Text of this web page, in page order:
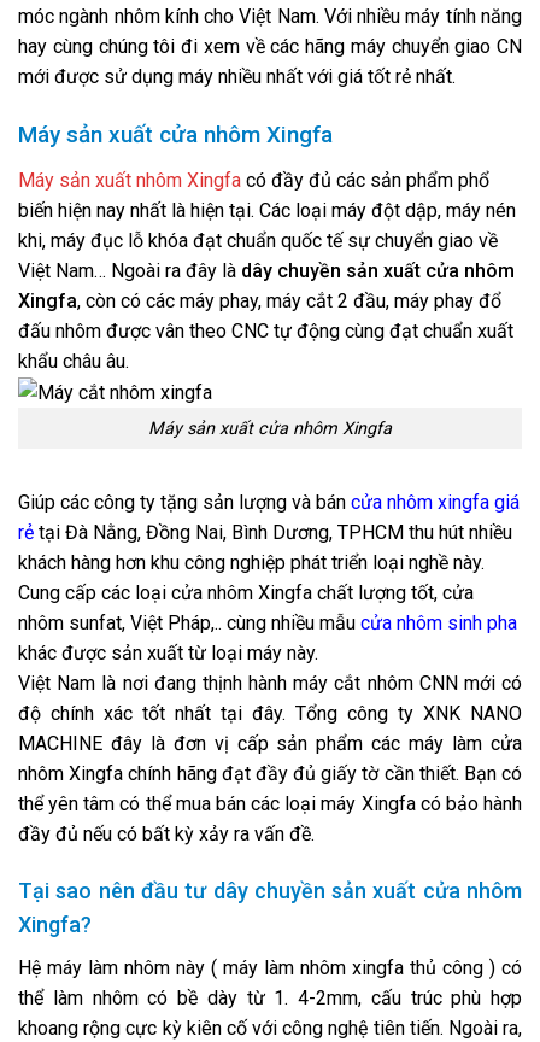
móc ngành nhôm kính cho Việt Nam. Với nhiều máy tính năng
hay cùng chúng tôi đi xem về các hãng máy chuyển giao CN
mới được sử dụng máy nhiều nhất với giá tốt rẻ nhất.
Máy sản xuất cửa nhôm Xingfa
Máy sản xuất nhôm Xingfa có đầy đủ các sản phẩm phổ
biến hiện nay nhất là hiện tại. Các loại máy đột dập, máy nén
khi, máy đục lỗ khóa đạt chuẩn quốc tế sự chuyển giao về
Việt Nam… Ngoài ra đây là dây chuyền sản xuất cửa nhôm
Xingfa, còn có các máy phay, máy cắt 2 đầu, máy phay đổ
đấu nhôm được vân theo CNC tự động cùng đạt chuẩn xuất
khẩu châu âu.
Máy sản xuất cửa nhôm Xingfa
Giúp các công ty tặng sản lượng và bán cửa nhôm xingfa giá
rẻ tại Đà Nằng, Đồng Nai, Bình Dương, TPHCM thu hút nhiều
khách hàng hơn khu công nghiệp phát triển loại nghề này.
Cung cấp các loại cửa nhôm Xingfa chất lượng tốt, cửa
nhôm sunfat, Việt Pháp,.. cùng nhiều mẫu cửa nhôm sinh pha
khác được sản xuất từ loại máy này.
Việt Nam là nơi đang thịnh hành máy cắt nhôm CNN mới có
độ chính xác tốt nhất tại đây. Tổng công ty XNK NANO
MACHINE đây là đơn vị cấp sản phẩm các máy làm cửa
nhôm Xingfa chính hãng đạt đầy đủ giấy tờ cần thiết. Bạn có
thể yên tâm có thể mua bán các loại máy Xingfa có bảo hành
đầy đủ nếu có bất kỳ xảy ra vấn đề.
Tại sao nên đầu tư dây chuyền sản xuất cửa nhôm
Xingfa?
Hệ máy làm nhôm này ( máy làm nhôm xingfa thủ công ) có
thể làm nhôm có bề dày từ 1. 4-2mm, cấu trúc phù hợp
khoang rộng cực kỳ kiên cố với công nghệ tiên tiến. Ngoài ra,